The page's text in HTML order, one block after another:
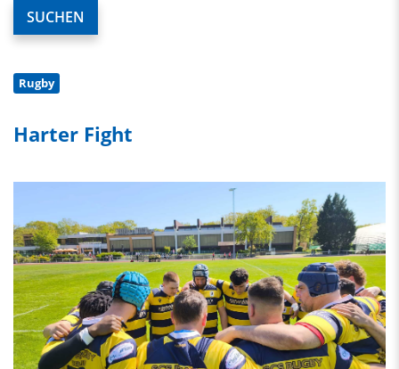
Rugby
Harter Fight